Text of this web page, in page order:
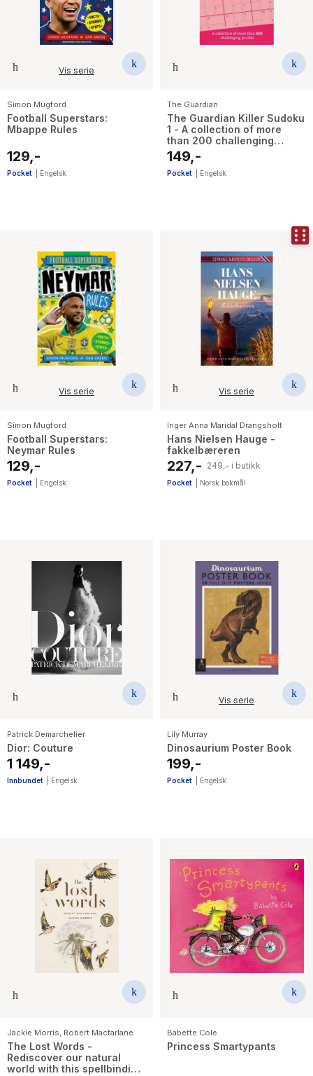
Vis serie
Simon Mugford
Football Superstars:
Mbappe Rules
129,-
Pocket Engelsk
The Guardian
The Guardian Killer Sudoku
1 - A collection of more
than 200 challenging
puzzles
149,-
Pocket Engelsk
Vis serie
Simon Mugford
Football Superstars:
Neymar Rules
129,-
Pocket Engelsk
Vis serie
Inger Anna Maridal Drangsholt
Hans Nielsen Hauge -
fakkelbæreren
227,- 249,- i butikk
Pocket Norsk bokmål
Patrick Demarchelier
Dior: Couture
1 149,-
Innbundet Engelsk
Vis serie
Lily Murray
Dinosaurium Poster Book
199,-
Pocket Engelsk
Jackie Morris, Robert Macfarlane
The Lost Words -
Rediscover our natural
world with this spellbinding
Babette Cole
Princess Smartypants